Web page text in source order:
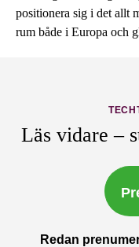
positionera sig i det allt
rum både i Europa och
Läs vidare –
Redan